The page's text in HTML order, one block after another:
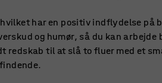
har en positiv indflydelse på
og humør, så du kan arbejde
til at slå to fluer med et